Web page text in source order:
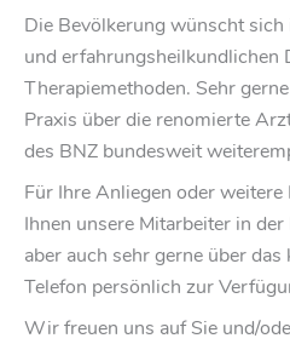
Die Bevölkerung wünscht
und erfahrungsheilkundlichen
Therapiemethoden. Sehr
Praxis über die renomierte
des BNZ bundesweit
Für Ihre Anliegen oder
Ihnen unsere Mitarbeiter in
aber auch sehr gerne über
Telefon persönlich zur
Wir freuen uns auf Sie und/